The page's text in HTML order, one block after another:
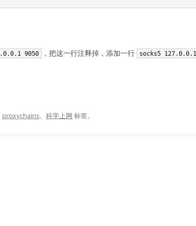
9050 ，把这一行注释掉，添加一行
socks5 127.0.0.1
proxychains、 科学上网 标签。